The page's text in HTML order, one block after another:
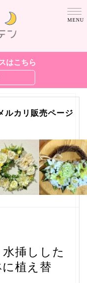
はこちら
ルカリ販売ページ
挿しした
植え替